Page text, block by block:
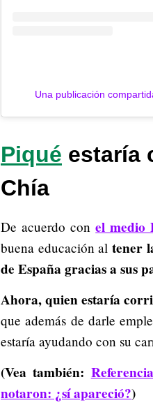
Una publicación
Piqué estaría
Chía
De acuerdo conel medio
buena educación al tener
de España gracias a sus
Ahora, quien estaría
que además de darle
estaría ayudando con su
(Vea también:
notaron: ¿sí apareció?)